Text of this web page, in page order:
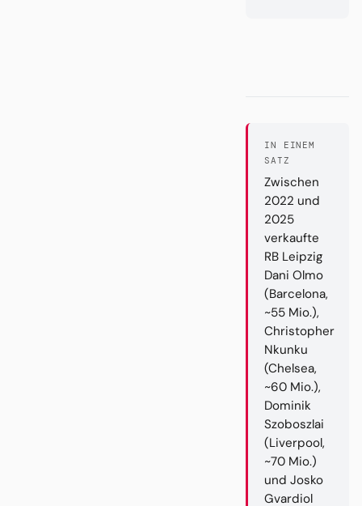
IN EINEM
SATZ
Zwischen
2022 und
2025
verkaufte
RB Leipzig
Dani Olmo
(Barcelona,
~55 Mio.),
Christopher
Nkunku
(Chelsea,
~60 Mio.),
Dominik
Szoboszlai
(Liverpool,
~70 Mio.)
und Josko
Gvardiol